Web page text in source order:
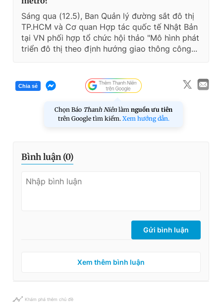
Sáng qua (12.5), Ban Quản lý đường sắt đô thị
TP.HCM và Cơ quan Hợp tác quốc tế Nhật Bản
tại VN phối hợp tổ chức hội thảo "Mô hình phát
triển đô thị theo định hướng giao thông công...
Chia sẻ
Chọn Báo Thanh Niên làm nguồn ưu tiên
trên Google tìm kiếm. Xem hướng dẫn.
Bình luận (0)
Gửi bình luận
Xem thêm bình luận
Khám phá thêm chủ đề